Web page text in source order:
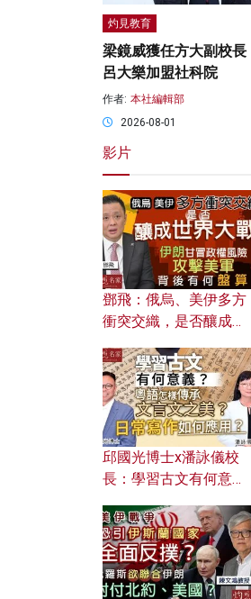
灼見教育
梁鏡威獲任方大副校長
呂大樂加盟社科院
作者: 本社編輯部
2026-08-01
影片
鄧飛：俄烏、美伊多方
衝突交織，是否釀成世
風險攻擊美軍，背後有
何盤算？
邱國光博士x潘詠儀校
長：學習古文有何意
文之美？ 日常寫作如何
應用？